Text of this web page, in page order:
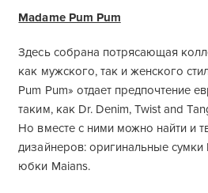
Madame Pum Pum
Здесь собрана потрясающая
как мужского, так и женского
Pum Pum» отдает предпочтение
таким, как Dr. Denim, Twist and
Но вместе с ними можно найти и
дизайнеров: оригинальные
юбки Maians.